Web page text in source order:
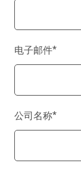
电子邮件*
公司名称*